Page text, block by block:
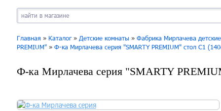
Главная » Каталог» Детские комнаты» Фабрика Мирлачева
PREMIUM"» Ф-ка Мирлачева серия "SMARTY PREMIUM" стол С1
Ф-ка Мирлачева серия "SMARTY